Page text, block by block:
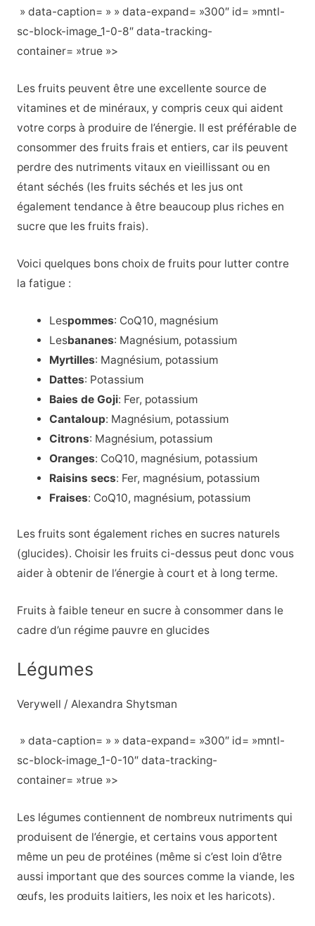
» data-caption= » » data-expand= »300″ id= »mntl-
sc-block-image_1-0-8″ data-tracking-
container= »true »>
Les fruits peuvent être une excellente source de
vitamines et de minéraux, y compris ceux qui aident
votre corps à produire de l’énergie. Il est préférable de
consommer des fruits frais et entiers, car ils peuvent
perdre des nutriments vitaux en vieillissant ou en
étant séchés (les fruits séchés et les jus ont
également tendance à être beaucoup plus riches en
sucre que les fruits frais).
Voici quelques bons choix de fruits pour lutter contre
la fatigue :
Lespommes: CoQ10, magnésium
Lesbananes: Magnésium, potassium
Myrtilles: Magnésium, potassium
Dattes: Potassium
Baies de Goji: Fer, potassium
Cantaloup: Magnésium, potassium
Citrons: Magnésium, potassium
Oranges: CoQ10, magnésium, potassium
Raisins secs: Fer, magnésium, potassium
Fraises: CoQ10, magnésium, potassium
Les fruits sont également riches en sucres naturels
(glucides). Choisir les fruits ci-dessus peut donc vous
aider à obtenir de l’énergie à court et à long terme.
Fruits à faible teneur en sucre à consommer dans le
cadre d’un régime pauvre en glucides
Légumes
Verywell / Alexandra Shytsman
» data-caption= » » data-expand= »300″ id= »mntl-
sc-block-image_1-0-10″ data-tracking-
container= »true »>
Les légumes contiennent de nombreux nutriments qui
produisent de l’énergie, et certains vous apportent
même un peu de protéines (même si c’est loin d’être
aussi important que des sources comme la viande, les
œufs, les produits laitiers, les noix et les haricots).